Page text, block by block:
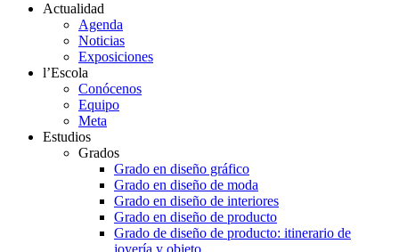
Actualidad
Agenda
Noticias
Exposiciones
l’Escola
Conócenos
Equipo
Meta
Estudios
Grados
Grado en diseño gráfico
Grado en diseño de moda
Grado en diseño de interiores
Grado en diseño de producto
Grado de diseño de producto: itinerario de
joyería y objeto